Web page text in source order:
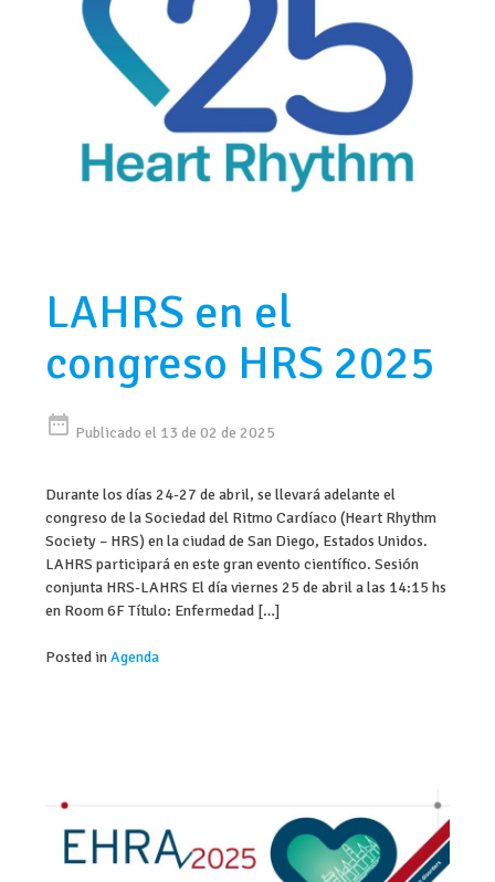
LAHRS en el
congreso HRS 2025
date_range Publicado el 13 de 02 de 2025
Durante los días 24-27 de abril, se llevará adelante el
congreso de la Sociedad del Ritmo Cardíaco (Heart Rhythm
Society – HRS) en la ciudad de San Diego, Estados Unidos.
LAHRS participará en este gran evento científico. Sesión
conjunta HRS-LAHRS El día viernes 25 de abril a las 14:15 hs
en Room 6F Título: Enfermedad […]
Posted inAgenda